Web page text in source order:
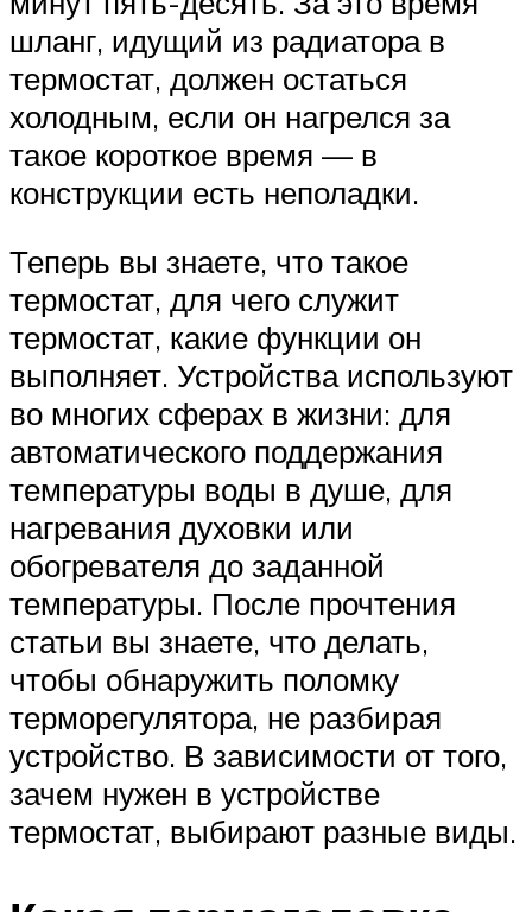
шланг, идущий из радиатора в
термостат, должен остаться
холодным, если он нагрелся за
такое короткое время — в
конструкции есть неполадки.
Теперь вы знаете, что такое
термостат, для чего служит
термостат, какие функции он
выполняет. Устройства используют
во многих сферах в жизни: для
автоматического поддержания
температуры воды в душе, для
нагревания духовки или
обогревателя до заданной
температуры. После прочтения
статьи вы знаете, что делать,
чтобы обнаружить поломку
терморегулятора, не разбирая
устройство. В зависимости от того,
зачем нужен в устройстве
термостат, выбирают разные виды.